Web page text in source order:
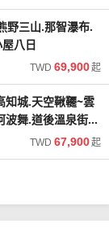
野三山.那智瀑布.
八日
TWD 69,900起
知城.天空鞦韆~雲
舞.道後溫泉街八
TWD 67,900起